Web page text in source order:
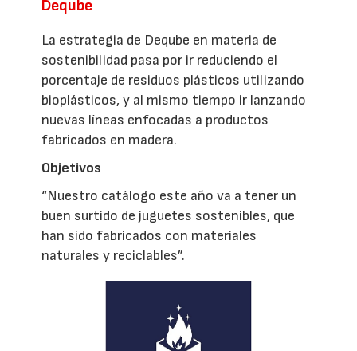
Deqube
La estrategia de Deqube en materia de
sostenibilidad pasa por ir reduciendo el
porcentaje de residuos plásticos utilizando
bioplásticos, y al mismo tiempo ir lanzando
nuevas líneas enfocadas a productos
fabricados en madera.
Objetivos
“Nuestro catálogo este año va a tener un
buen surtido de juguetes sostenibles, que
han sido fabricados con materiales
naturales y reciclables”.